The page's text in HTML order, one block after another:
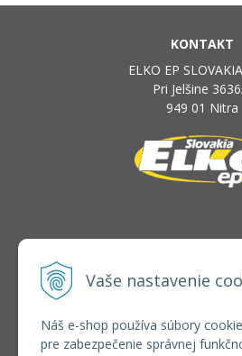
Vaše nastavenie
Náš e-shop používa súbory
pre zabezpečenie správnej
KONTAKT
ELKO EP
Pri Jelšine
949 01 Nitra
INFOLINKA
+421 37 6586